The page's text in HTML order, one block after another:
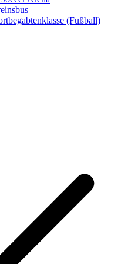
(Fußball)